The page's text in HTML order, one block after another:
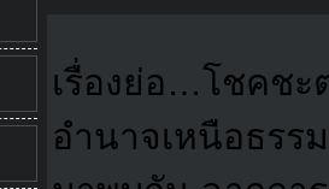
เรื่องย่อ…โชคช
อำนาจเหนือธร